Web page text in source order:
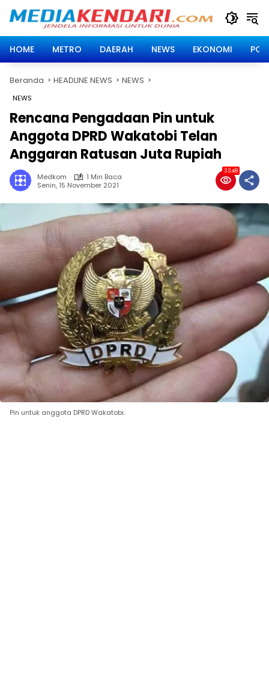
HOME
METRO DAERAH NEWS EKONOMI
Beranda HEADLINE NEWS NEWS
NEWS
Rencana Pengadaan Pin untuk
Anggota DPRD Wakatobi Telan
Anggaran Ratusan Juta Rupiah
Medkom
1 Min Baca
Senin, 15 November 2021
3348
Pin untuk anggota DPRD Wakatobi.